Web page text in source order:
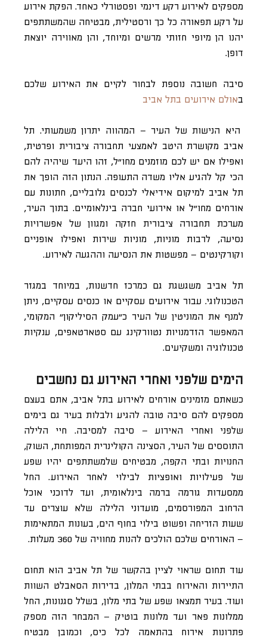
מספקים לאירוע רקע דינמי ופסטורלי כאחד. הפקת אירוע
על רקע תפאורה כל כך ורסטילית, מבטיחה שהמשתתפים
יהנו הן מיופי חזותי מרשים ומיוחד, והן מאווירה יוצאת
דופן.
סיבה חשובה נוספת לבחור לקיים את האירוע שלכם
באולם אירועים בתל אביב
היא הנישות של העיר – המהווה יתרון משמעותי. תל
אביב מקושרת היטב לאמצעי תחבורה ציבורית ופרטית,
ואפילו אם יש לכם מוזמנים מחו״ל, זהו היעד שיהיה להם
הכי קל להגיע אליו משדה התעופה. הנתון הזה הופך את
תל אביב למיקום אידיאלי לכנסים גלובליים, חתונות עם
אורחים מחו”ל או אירועי חברה בינלאומיים. בתוך העיר,
מערכת תחבורה ציבורית חזקה ומגוון של אפשרויות
נסיעה, לרבות מוניות, מוניות שירות ואפילו אופניים
וקורקינטים – מפשטות את הנסיעה וההגעה לאירוע.
תל אביב משגשגת גם כמרכז חדשנות, במיוחד במגזר
הטכנולוגי. עבור אירועים עסקיים או כנסים עסקיים, ניתן
למנף את המוניטין של העיר כ”עמק הסיליקון” המקומי,
המאפשר הזדמנויות נטוורקינג עם סטארטאפים, ענקיות
טכנולוגיה ומשקיעים.
הימים שלפני ואחרי האירוע גם נחשבים
כשאתם מזמינים אורחים לאירוע בתל אביב, אתם בעצם
מספקים להם סיבה טובה להגיע ולבלות בעיר גם בימים
שלפני ואחרי האירוע – סיבה למסיבה. חיי הלילה
התוססים של העיר, הסצינה הקולינרית המפותחת, השוק,
החנויות ובתי הקפה, מבטיחים שלמשתתפים יהיו שפע
של פעילויות ואופציות לבילוי לאחר האירוע. החל
ממסעדות גורמה ברמה בינלאומית, ועד לדוכני אוכל
הרחוב המפורסמים, מועדוני הלילה שלא עוצרים עד
שעות הזריחה ופשוט בילוי בחוף הים, בעונות המתאימות
– האורחים שלכם הולכים להנות מחוויה של 360 מעלות.
עוד תחום שראוי לציין בהקשר של תל אביב הוא תחום
התיירות והאירוח בבתי המלון, בדירות הסאבלט השוות
ועוד. בעיר תמצאו שפע של בתי מלון, בשלל סגנונות, החל
ממלונות פאר ועד מלונות בוטיק – המבחר הזה מספק
פתרונות אירוח בהתאמה לכל כיס, וכמובן מבטיח